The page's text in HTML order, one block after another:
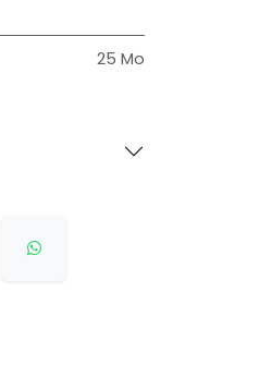
25 Mo